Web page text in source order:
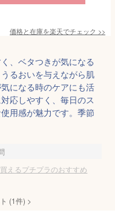
価格と在庫を楽天でチェック >>
、ベタつきが気になる
るおいを与えながら肌
になる時のケアにも活
応しやすく、毎日のス
用感が魅力です。季節
えるプチプラのおすすめ
(1件) >